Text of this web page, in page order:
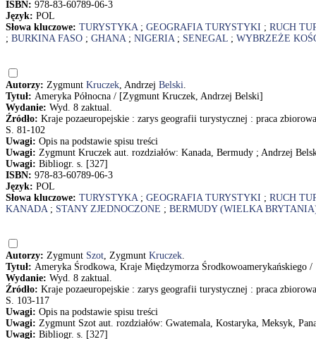
ISBN: 978-83-60789-06-3
Język: POL
Słowa kluczowe: TURYSTYKA; GEOGRAFIA TURYSTYKI ; RUCH
; BURKINA FASO ; GHANA; NIGERIA; SENEGAL ; WYBRZEŻE
Autorzy: Zygmunt Kruczek, Andrzej Belski.
Tytuł: Ameryka Północna / [Zygmunt Kruczek, Andrzej Belski]
Wydanie: Wyd. 8 zaktual.
Źródło: Kraje pozaeuropejskie : zarys geografii turystycznej : praca
S. 81-102
Uwagi: Opis na podstawie spisu treści
Uwagi: Zygmunt Kruczek aut. rozdziałów: Kanada, Bermudy ; Andrzej
Uwagi: Bibliogr. s. [327]
ISBN: 978-83-60789-06-3
Język: POL
Słowa kluczowe: TURYSTYKA; GEOGRAFIA TURYSTYKI ; RUCH
KANADA; STANY ZJEDNOCZONE ; BERMUDY (WIELKA
Autorzy: Zygmunt Szot, Zygmunt Kruczek.
Tytuł: Ameryka Środkowa, Kraje Międzymorza Środkowoamerykańskiego
Wydanie: Wyd. 8 zaktual.
Źródło: Kraje pozaeuropejskie : zarys geografii turystycznej : praca
S. 103-117
Uwagi: Opis na podstawie spisu treści
Uwagi: Zygmunt Szot aut. rozdziałów: Gwatemala, Kostaryka, Meksyk,
Uwagi: Bibliogr. s. [327]